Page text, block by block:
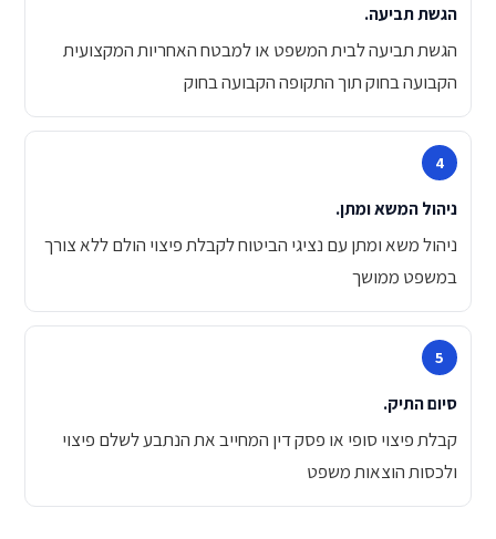
הגשת תביעה.
הגשת תביעה לבית המשפט או למבטח האחריות המקצועית
הקבועה בחוק תוך התקופה הקבועה בחוק
ניהול המשא ומתן.
ניהול משא ומתן עם נציגי הביטוח לקבלת פיצוי הולם ללא צורך
במשפט ממושך
סיום התיק.
קבלת פיצוי סופי או פסק דין המחייב את הנתבע לשלם פיצוי
ולכסות הוצאות משפט